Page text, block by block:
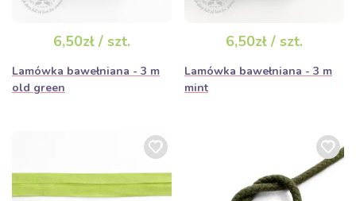
6,50zł / szt.
Lamówka bawełniana - 3 m
old green
6,50zł / szt.
Lamówka bawełniana - 3 m
mint